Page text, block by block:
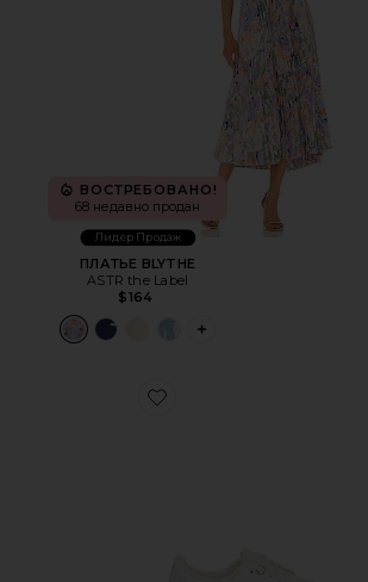
ВОСТРЕБОВАНО!
68 недавно продан
Лидер Продаж
ПЛАТЬЕ BLYTHE
ASTR the Label
$164
PLUS ICON TO SEE
Favorite КРОССОВКИ CLOUD 6